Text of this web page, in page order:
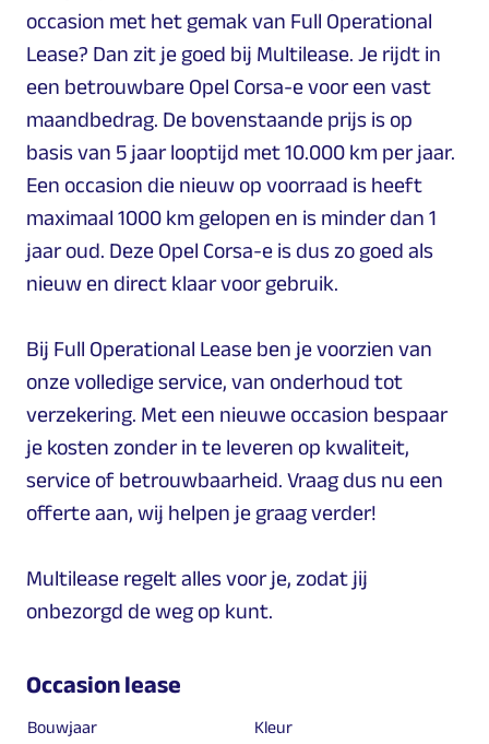
occasion met het gemak van Full Operational
Lease? Dan zit je goed bij Multilease. Je rijdt in
een betrouwbare Opel Corsa-e voor een vast
maandbedrag. De bovenstaande prijs is op
basis van 5 jaar looptijd met 10.000 km per jaar.
Een occasion die nieuw op voorraad is heeft
maximaal 1000 km gelopen en is minder dan 1
jaar oud. Deze Opel Corsa-e is dus zo goed als
nieuw en direct klaar voor gebruik.
Bij Full Operational Lease ben je voorzien van
onze volledige service, van onderhoud tot
verzekering. Met een nieuwe occasion bespaar
je kosten zonder in te leveren op kwaliteit,
service of betrouwbaarheid. Vraag dus nu een
offerte aan, wij helpen je graag verder!
Multilease regelt alles voor je, zodat jij
onbezorgd de weg op kunt.
Occasion lease
Bouwjaar
Kleur